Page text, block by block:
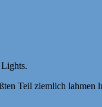
Teil ziemlich